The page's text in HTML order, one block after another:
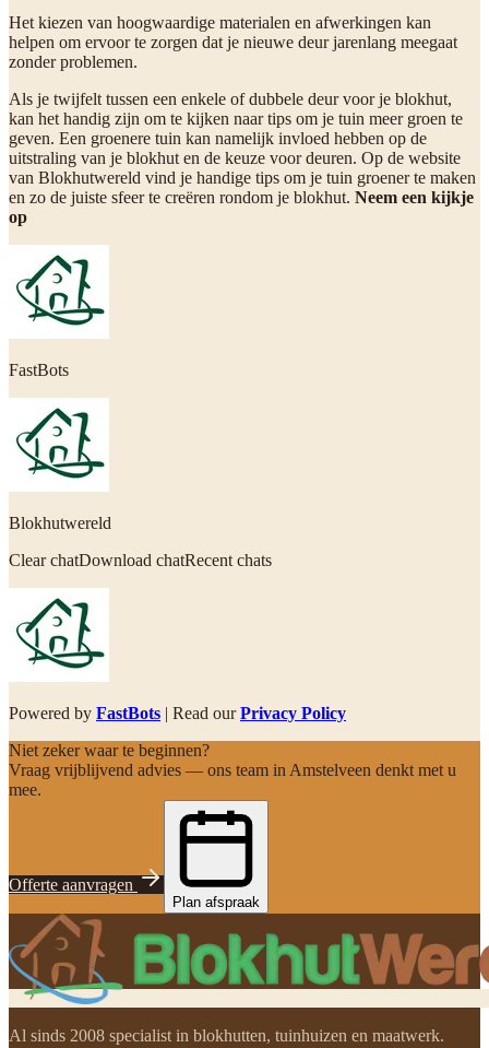
Het kiezen van hoogwaardige materialen en afwerkingen kan
helpen om ervoor te zorgen dat je nieuwe deur jarenlang meegaat
zonder problemen.
Als je twijfelt tussen een enkele of dubbele deur voor je blokhut,
kan het handig zijn om te kijken naar tips om je tuin meer groen te
geven. Een groenere tuin kan namelijk invloed hebben op de
uitstraling van je blokhut en de keuze voor deuren. Op de website
van Blokhutwereld vind je handige tips om je tuin groener te maken
en zo de juiste sfeer te creëren rondom je blokhut. Neem een kijkje
op
FastBots
Blokhutwereld
Clear chatDownload chatRecent chats
Powered by FastBots | Read ourPrivacy Policy
Niet zeker waar te beginnen?
Vraag vrijblijvend advies — ons team in Amstelveen denkt met u
mee.
Offerte aanvragen
Plan afspraak
Al sinds 2008 specialist in blokhutten, tuinhuizen en maatwerk.